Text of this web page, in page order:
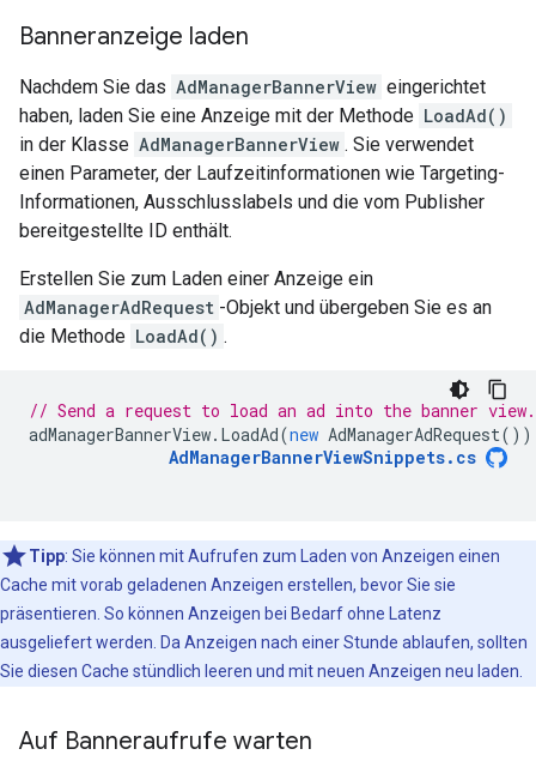
Banneranzeige laden
Nachdem Sie das AdManagerBannerView eingerichtet
haben, laden Sie eine Anzeige mit der Methode LoadAd()
in der Klasse AdManagerBannerView . Sie verwendet
einen Parameter, der Laufzeitinformationen wie Targeting-
Informationen, Ausschlusslabels und die vom Publisher
bereitgestellte ID enthält.
Erstellen Sie zum Laden einer Anzeige ein
AdManagerAdRequest -Objekt und übergeben Sie es an
die Methode LoadAd() .
// Send a request to load an ad into the banner view.
adManagerBannerView. LoadAd(new AdManagerAdRequest
AdManagerBannerViewSnippets. cs
Tipp: Sie können mit Aufrufen zum Laden von Anzeigen einen
Cache mit vorab geladenen Anzeigen erstellen, bevor Sie sie
präsentieren. So können Anzeigen bei Bedarf ohne Latenz
ausgeliefert werden. Da Anzeigen nach einer Stunde ablaufen, sollten
Sie diesen Cache stündlich leeren und mit neuen Anzeigen neu laden.
Auf Banneraufrufe warten